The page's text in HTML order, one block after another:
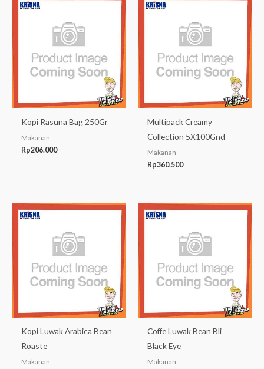
Kopi Rasuna Bag 250Gr
Makanan
Rp206.000
Multipack Creamy
Collection 5X100Gnd
Makanan
Rp360.500
Kopi Luwak Arabica Bean
Roaste
Makanan
Coffe Luwak Bean Bli
Black Eye
Makanan